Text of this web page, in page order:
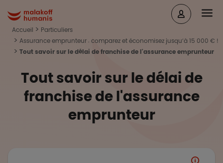
Malakoff Humanis Accueil
Accueil
Particuliers
Assurance emprunteur : comparez et économisez jusqu’à 15 000 € !
Tout savoir sur le délai de franchise de l'assurance emprunteur
Tout savoir sur le délai de
franchise de l'assurance
emprunteur